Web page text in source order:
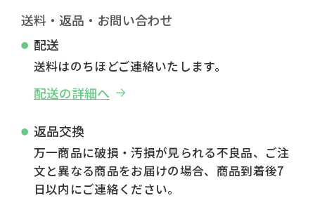
送料・返品・お問い合わせ
配送
送料はのちほどご連絡いたします。
配送の詳細へ
返品交換
万一商品に破損・汚損が見られる不良品、ご注
文と異なる商品をお届けの場合、商品到着後7
日以内にご連絡ください。